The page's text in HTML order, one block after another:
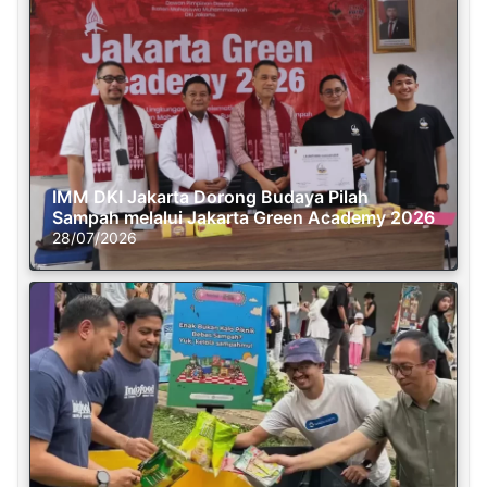
IMM DKI Jakarta Dorong Budaya Pilah
Sampah melalui Jakarta Green Academy 2026
28/07/2026